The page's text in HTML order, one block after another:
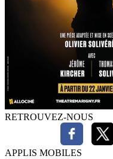
RETROUVEZ-NOUS
APPLIS MOBILES